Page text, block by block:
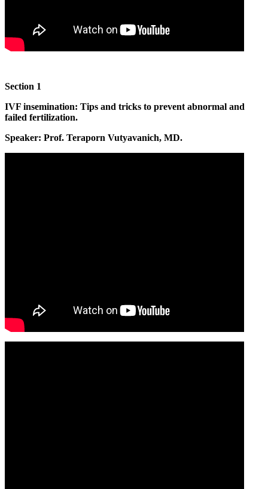
Section 1
IVF insemination: Tips and tricks to prevent abnormal and
failed fertilization.
Speaker: Prof. Teraporn Vutyavanich, MD.